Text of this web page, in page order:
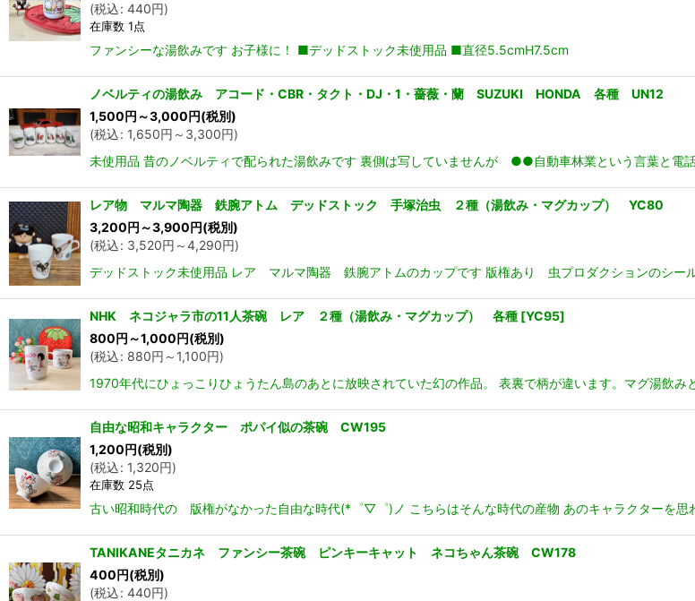
(税込: 440円)
在庫数 1点
ファンシーな湯飲みです お子様に！ ■デッドストック未使用品 ■直径5.5cmH7.5cm
ノベルティの湯飲み アコード・CBR・タクト・DJ・1・薔薇・蘭 SUZUKI HONDA 各種 UN12
1,500円 ～3,000円(税別)
(税込: 1,650円 ～3,300円)
未使用品 昔のノベルティで配られた湯飲みです 裏側は写していませんが ●●自動車林業という言葉
レア物 マルマ陶器 鉄腕アトム デッドストック 手塚治虫 ２種（湯飲み・マグカップ） YC80
3,200円 ～3,900円(税別)
(税込: 3,520円 ～4,290円)
デッドストック未使用品 レア マルマ陶器 鉄腕アトムのカップです 版権あり 虫プロダクションのシー
NHK ネコジャラ市の11人茶碗 レア ２種（湯飲み・マグカップ） 各種 [YC95]
800円 ～1,000円(税別)
(税込: 880円 ～1,100円)
1970年代にひょっこりひょうたん島のあとに放映されていた幻の作品。 表裏で柄が違います。マグ湯飲
自由な昭和キャラクター ポパイ似の茶碗 CW195
1,200円(税別)
(税込: 1,320円)
在庫数 25点
古い昭和時代の 版権がなかった自由な時代(*゜▽゜)ノ こちらはそんな時代の産物 あのキャラクターを
TANIKANEタニカネ ファンシー茶碗 ピンキーキャット ネコちゃん茶碗 CW178
400円(税別)
(税込: 440円)